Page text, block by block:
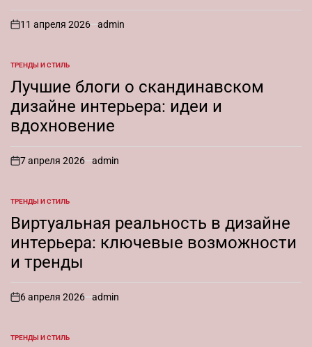
on
11 апреля 2026 admin
ОПУБЛИКОВАНО
В
ТРЕНДЫ И СТИЛЬ
Лучшие блоги о скандинавском
дизайне интерьера: идеи и
вдохновение
on
7 апреля 2026 admin
ОПУБЛИКОВАНО
В
ТРЕНДЫ И СТИЛЬ
Виртуальная реальность в дизайне
интерьера: ключевые возможности
и тренды
on
6 апреля 2026 admin
ОПУБЛИКОВАНО
ТРЕНДЫ И СТИЛЬ